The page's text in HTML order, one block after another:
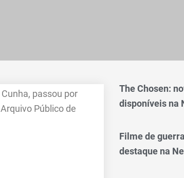
passou por
Público de
The Chosen:
disponíveis na
Filme de
destaque na